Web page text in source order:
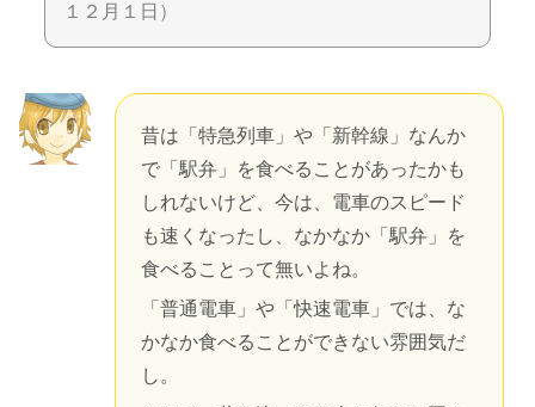
１２月１日）
昔は「特急列車」や「新幹線」なんか
で「駅弁」を食べることがあったかも
しれないけど、今は、電車のスピード
も速くなったし、なかなか「駅弁」を
食べることって無いよね。
「普通電車」や「快速電車」では、な
かなか食べることができない雰囲気だ
し。